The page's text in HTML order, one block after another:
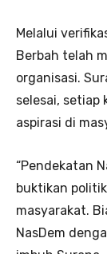
Melalui
Berbah telah
organisasi.
selesai, setiap
aspirasi di
“Pendekatan
buktikan
masyarakat.
NasDem